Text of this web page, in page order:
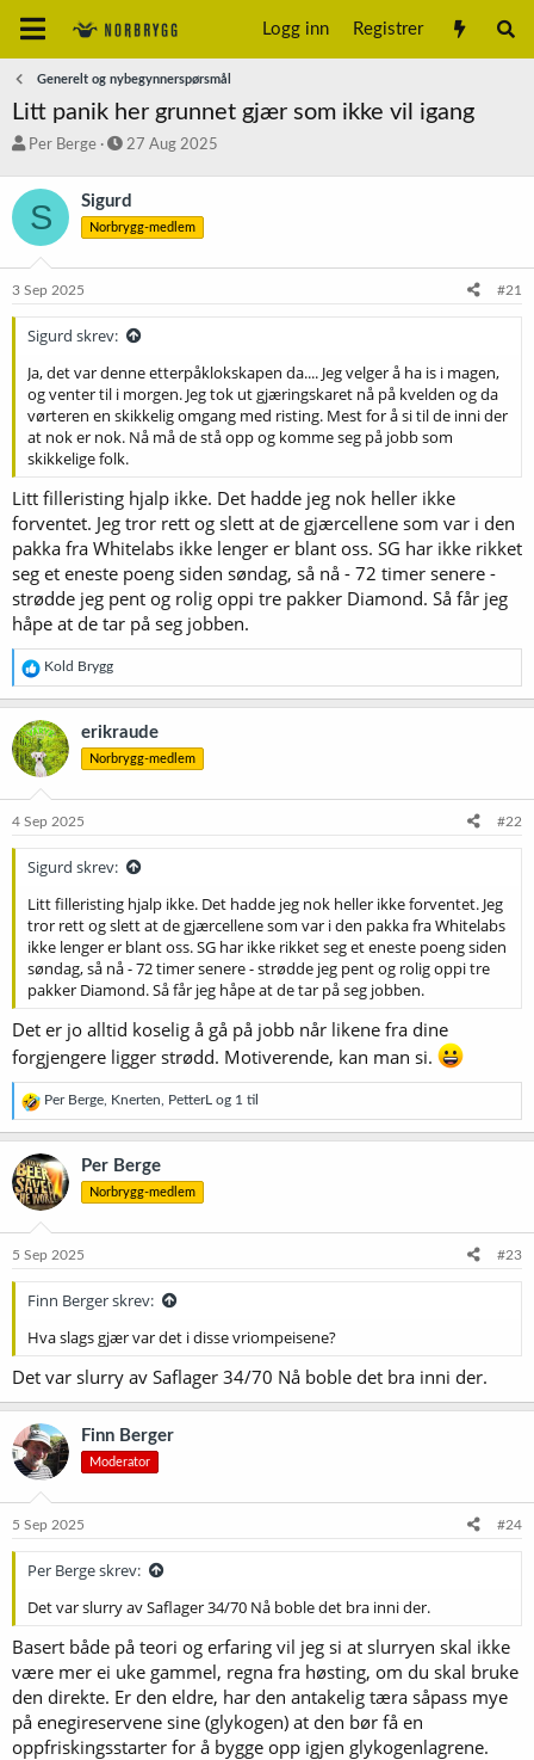
Logg inn Registrer
Generelt og nybegynnerspørsmål
Litt panik her grunnet gjær som ikke vil igang
T
å
d
s
a
r
t
e
Per Berge
S
r
t
a
o
27 Aug 2025
S Sigurd
Norbrygg-medlem
3 Sep 2025 #21
Sigurd skrev:
Ja, det var denne etterpåklokskapen da.... Jeg velger å ha is i magen,
og venter til i morgen. Jeg tok ut gjæringskaret nå på kvelden og da
vørteren en skikkelig omgang med risting. Mest for å si til de inni der
at nok er nok. Nå må de stå opp og komme seg på jobb som
skikkelige folk.
Litt filleristing hjalp ikke. Det hadde jeg nok heller ikke
forventet. Jeg tror rett og slett at de gjærcellene som var i den
pakka fra Whitelabs ikke lenger er blant oss. SG har ikke rikket
seg et eneste poeng siden søndag, så nå - 72 timer senere -
strødde jeg pent og rolig oppi tre pakker Diamond. Så får jeg
håpe at de tar på seg jobben.
R
e
a
k
s
j
o
e
Kold Brygg
erikraude
Norbrygg-medlem
4 Sep 2025 #22
Sigurd skrev:
Litt filleristing hjalp ikke. Det hadde jeg nok heller ikke forventet. Jeg
tror rett og slett at de gjærcellene som var i den pakka fra Whitelabs
ikke lenger er blant oss. SG har ikke rikket seg et eneste poeng siden
søndag, så nå - 72 timer senere - strødde jeg pent og rolig oppi tre
pakker Diamond. Så får jeg håpe at de tar på seg jobben.
Det er jo alltid koselig å gå på jobb når likene fra dine
forgjengere ligger strødd. Motiverende, kan man si.
R
e
a
k
s
j
o
e
Per Berge Knerten PetterL og 1 til
Per Berge
Norbrygg-medlem
5 Sep 2025 #23
Finn Berger skrev:
Hva slags gjær var det i disse vriompeisene?
Det var slurry av Saflager 34/70 Nå boble det bra inni der.
Finn Berger
Moderator
5 Sep 2025 #24
Per Berge skrev:
Det var slurry av Saflager 34/70 Nå boble det bra inni der.
Basert både på teori og erfaring vil jeg si at slurryen skal ikke
være mer ei uke gammel, regna fra høsting, om du skal bruke
den direkte. Er den eldre, har den antakelig tæra såpass mye
på enegireservene sine (glykogen) at den bør få en
oppfriskingsstarter for å bygge opp igjen glykogenlagrene.